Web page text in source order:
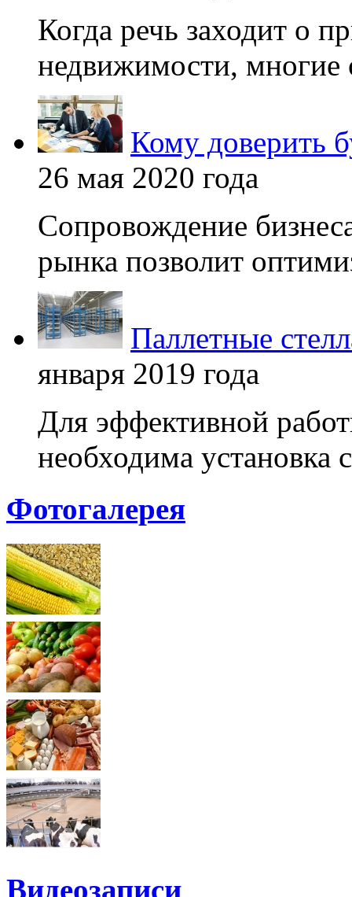
Когда речь заходит о
недвижимости,
Кому доверить
26 мая 2020 года
Сопровождение
рынка позволит
Паллетные
января 2019 года
Для эффективной
необходима установка
Фотогалерея
Видеозаписи